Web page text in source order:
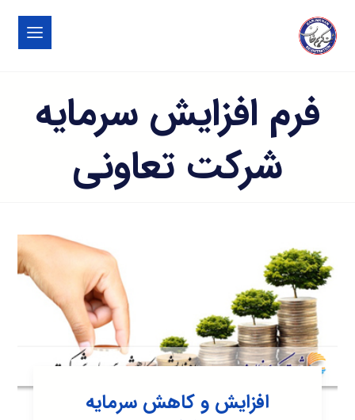
فرم افزایش سرمایه
شرکت تعاونی
افزایش و کاهش سرمایه